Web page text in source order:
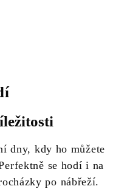
dny, kdy ho můžete
se hodí i na
po nábřeží.